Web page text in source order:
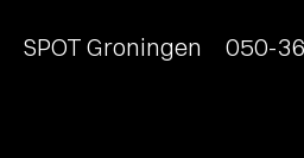
SPOT Groningen 050-